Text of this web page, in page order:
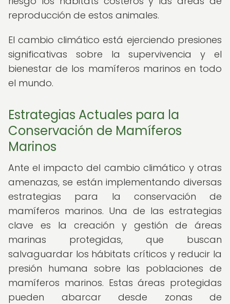
reproducción de estos animales.
El cambio climático está ejerciendo presiones
significativas sobre la supervivencia y el
bienestar de los mamíferos marinos en todo
el mundo.
Estrategias Actuales para la
Conservación de Mamíferos
Marinos
Ante el impacto del cambio climático y otras
amenazas, se están implementando diversas
estrategias para la conservación de
mamíferos marinos. Una de las estrategias
clave es la creación y gestión de áreas
marinas protegidas, que buscan
salvaguardar los hábitats críticos y reducir la
presión humana sobre las poblaciones de
mamíferos marinos. Estas áreas protegidas
pueden abarcar desde zonas de